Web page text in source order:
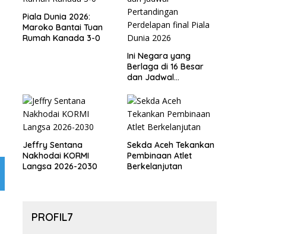
Piala Dunia 2026:
Maroko Bantai Tuan
Rumah Kanada 3-0
Ini Negara yang
Berlaga di 16 Besar
dan Jadwal
Perdelapan final Piala
Dunia 2026
Jeffry Sentana
Nakhodai KORMI
Langsa 2026-2030
Sekda Aceh Tekankan
Pembinaan Atlet
Berkelanjutan
PROFIL7